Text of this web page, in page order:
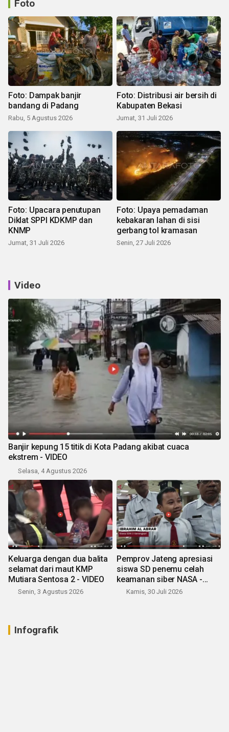
Foto
Foto: Dampak banjir
bandang di Padang
Rabu, 5 Agustus 2026
Foto: Distribusi air bersih di
Kabupaten Bekasi
Jumat, 31 Juli 2026
Foto: Upacara penutupan
Diklat SPPI KDKMP dan
KNMP
Jumat, 31 Juli 2026
Foto: Upaya pemadaman
kebakaran lahan di sisi
gerbang tol kramasan
Senin, 27 Juli 2026
Video
Banjir kepung 15 titik di Kota Padang akibat cuaca
ekstrem - VIDEO
Selasa, 4 Agustus 2026
Keluarga dengan dua balita
selamat dari maut KMP
Mutiara Sentosa 2 - VIDEO
Senin, 3 Agustus 2026
Pemprov Jateng apresiasi
siswa SD penemu celah
keamanan siber NASA -
VIDEO
Kamis, 30 Juli 2026
Infografik